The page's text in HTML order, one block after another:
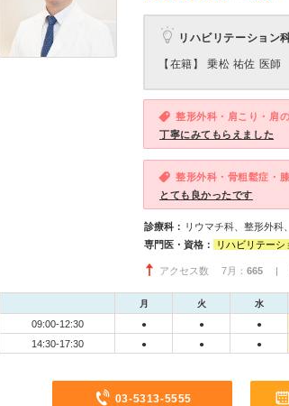
リハビリテーション
【在籍】 乗松 祐佐 医師
整形外科・肩こり・肩
丁寧にみてもらえました
整形外科・骨粗鬆症・
とても良かったです
診療科： リウマチ科、整形外科
専門医・資格：
リハビリテーシ
アクセス数 7月： 665 | 6
月 火 水
09:00-12:30 ● ● ●
14:30-17:30
● ● ●
03-5313-5555